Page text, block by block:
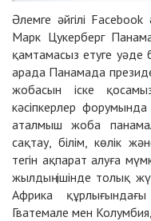
Әлемге әйгілі Facebook
Марк Цукерберг
қамтамасыз етуге уәде
арада Панамада
жобасын іске
кәсіпкерлер
аталмыш жоба
сақтау, білім, көлік
тегін ақпарат алуға
жылдың ішінде толық
Африка
Гватемале мен